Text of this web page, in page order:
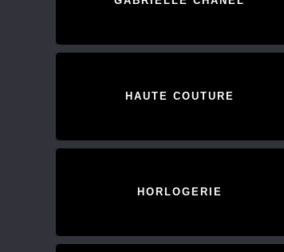
HAUTE COUTURE
HORLOGERIE